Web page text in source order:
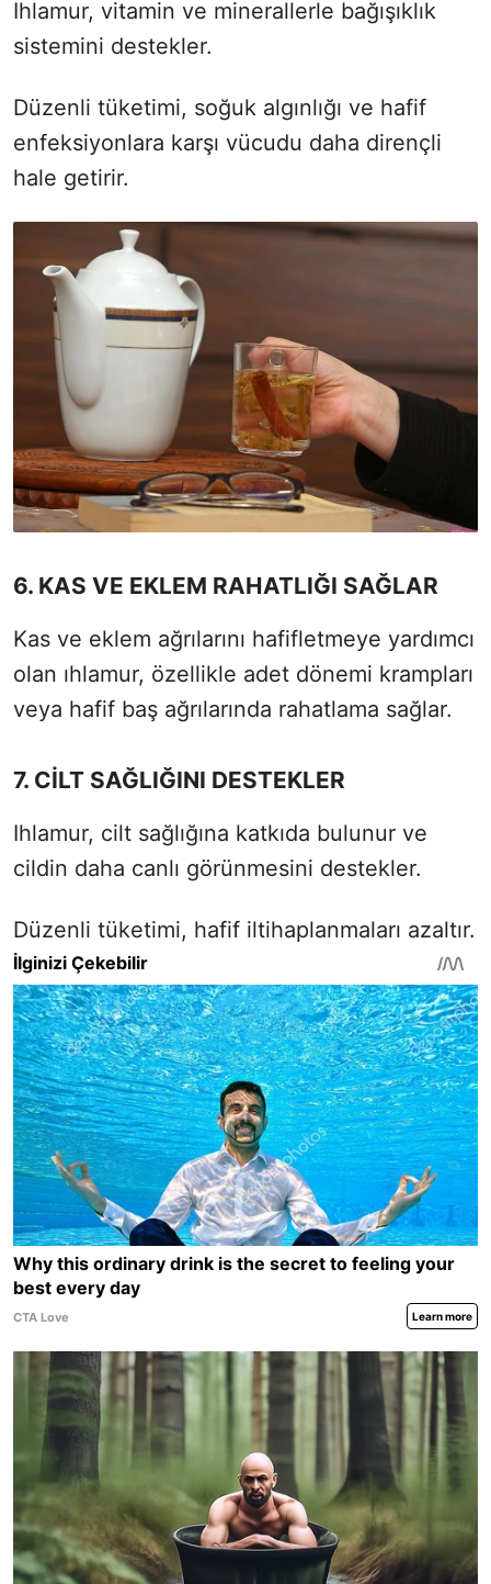
Ihlamur, vitamin ve minerallerle bağışıklık
sistemini destekler.
Düzenli tüketimi, soğuk algınlığı ve hafif
enfeksiyonlara karşı vücudu daha dirençli
hale getirir.
6. KAS VE EKLEM RAHATLIĞI SAĞLAR
Kas ve eklem ağrılarını hafifletmeye yardımcı
olan ıhlamur, özellikle adet dönemi krampları
veya hafif baş ağrılarında rahatlama sağlar.
7. CİLT SAĞLIĞINI DESTEKLER
Ihlamur, cilt sağlığına katkıda bulunur ve
cildin daha canlı görünmesini destekler.
Düzenli tüketimi, hafif iltihaplanmaları azaltır.